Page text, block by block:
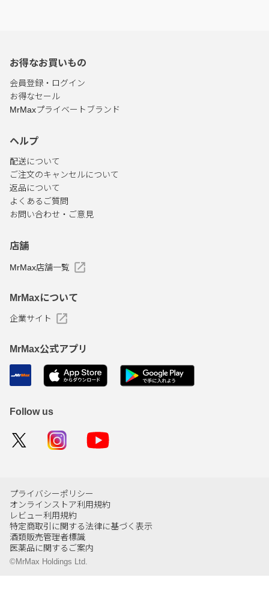
お得なお買いもの
会員登録・ログイン
お得なセール
MrMaxプライベートブランド
ヘルプ
配送について
ご注文のキャンセルについて
返品について
よくあるご質問
お問い合わせ・ご意見
店舗
MrMax店舗一覧
MrMaxについて
企業サイト
MrMax公式アプリ
Follow us
プライバシーポリシー
オンラインストア利用規約
レビュー利用規約
特定商取引に関する法律に基づく表示
酒類販売管理者標識
医薬品に関するご案内
©MrMax Holdings Ltd.